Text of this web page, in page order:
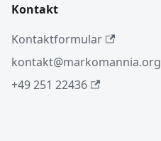
Kontakt
Kontaktformular
kontakt@markomannia.org
+49 251 22436